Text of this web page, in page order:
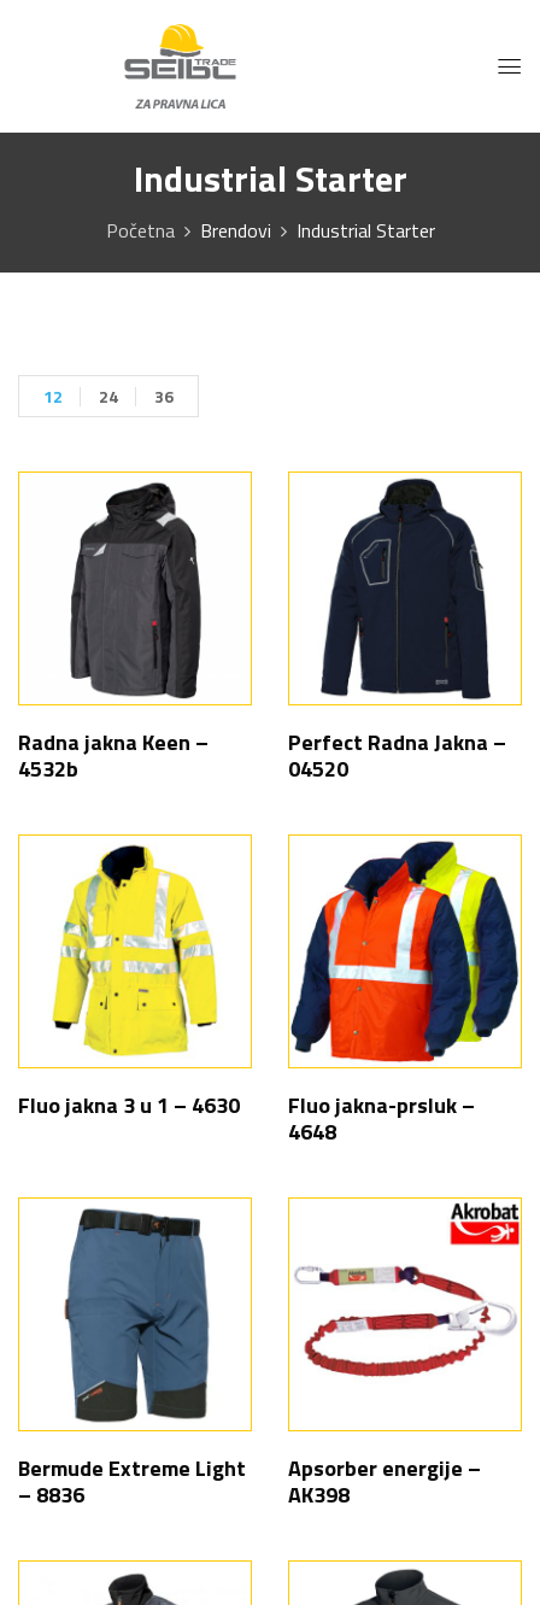
Industrial Starter
Početna Brendovi Industrial Starter
12 24 36
Radna jakna Keen –
4532b
Perfect Radna Jakna –
04520
Fluo jakna 3 u 1 – 4630
Fluo jakna-prsluk –
4648
Bermude Extreme Light
– 8836
Apsorber energije –
AK398